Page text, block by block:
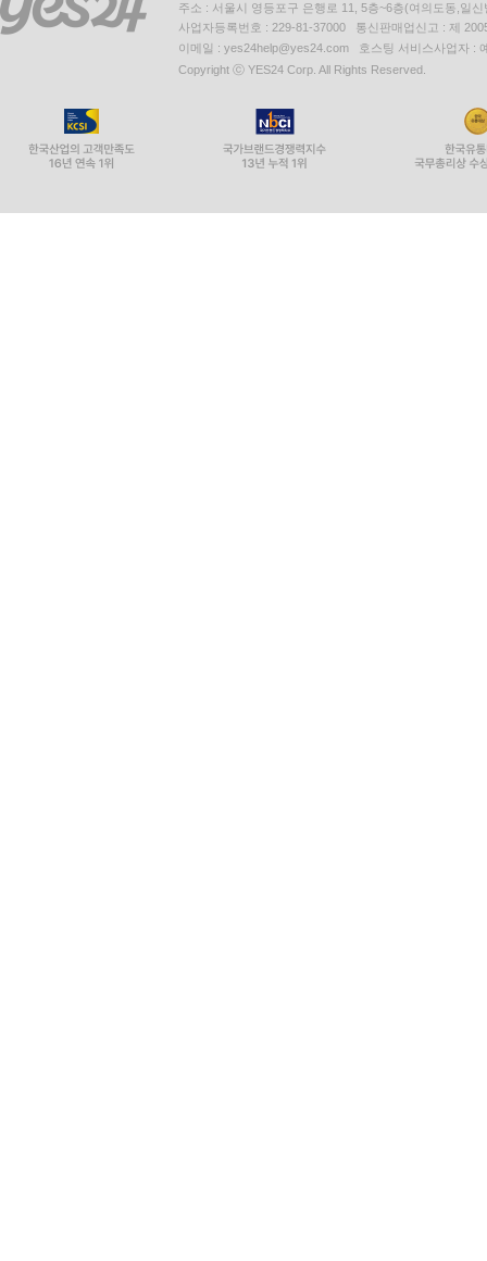
주소 : 서울시 영등포구 은행로 11, 5층~6층(여의도동,일신
사업자등록번호 : 229-81-37000 통신판매업신고 : 제
이메일 : yes24help@yes24.com 호스팅 서비스사업자 :
Copyright ⓒ YES24 Corp. All Rights Reserved.